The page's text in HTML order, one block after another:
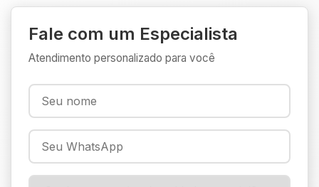
Fale com um Especialista
Atendimento personalizado para você